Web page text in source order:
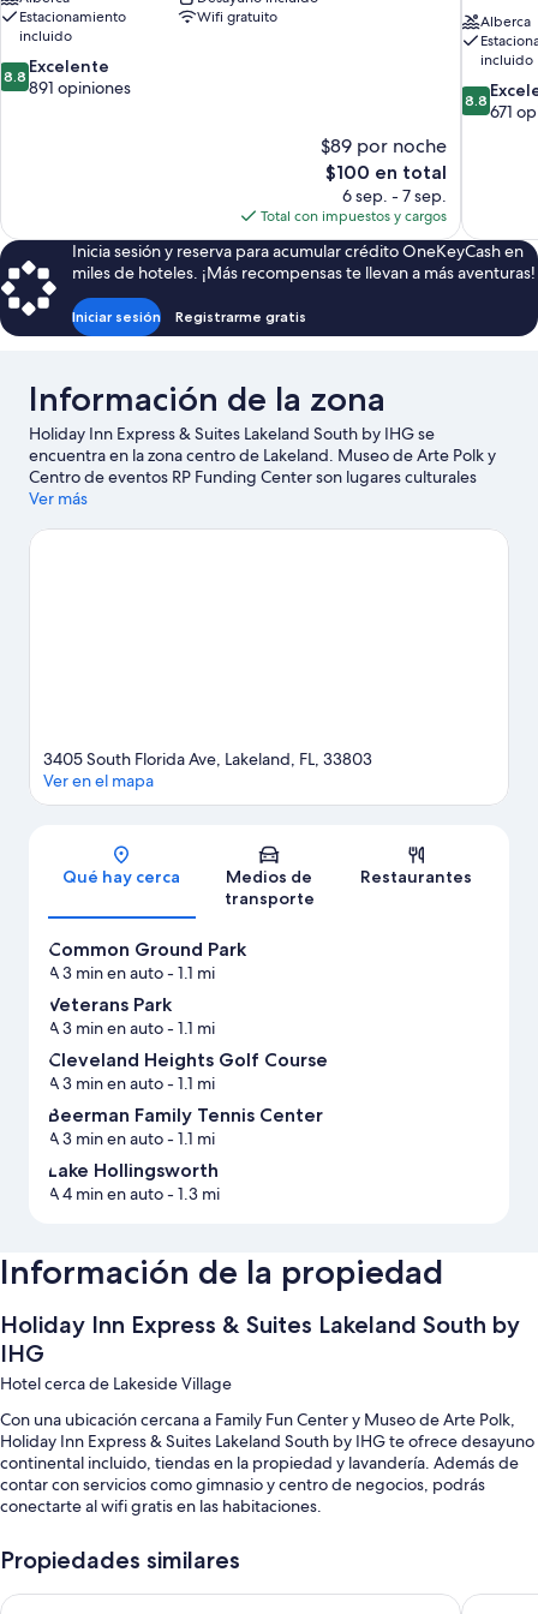
Estacionamiento
incluido
Wifi gratuito
8.8
de
8.8 Excelente
891 opiniones
$89 por noche
El
precio
actual
es
de
$100
$100 en total
6 sep. - 7 sep.
Total con impuestos y cargos
Alberca
incluido
8.8
de
8.8
671
Inicia sesión y reserva para acumular crédito OneKeyCash en
miles de hoteles. ¡Más recompensas te llevan a más aventuras!
Iniciar sesión Registrarme gratis
Información de la zona
Holiday Inn Express & Suites Lakeland South by IHG se
encuentra en la zona centro de Lakeland. Museo de Arte Polk y
Centro de eventos RP Funding Center son lugares culturales
destacados, y los turistas que quieran ir de compras pueden
comercial). Asiste a un evento o partido en Estadio Publix Field
Ver más
Sección del mapa
3405 South Florida Ave, Lakeland, FL, 33803
Ver en el mapa
Qué hay cerca
Medios de
transporte
Restaurantes
Common Ground Park
A 3 min en auto- 1.1 mi
Veterans Park
A 3 min en auto- 1.1 mi
Cleveland Heights Golf Course
A 3 min en auto- 1.1 mi
Beerman Family Tennis Center
A 3 min en auto- 1.1 mi
Lake Hollingsworth
A 4 min en auto- 1.3 mi
Información de la propiedad
Holiday Inn Express & Suites Lakeland South by
IHG
Hotel cerca de Lakeside Village
Con una ubicación cercana a Family Fun Center y Museo de Arte Polk,
Holiday Inn Express & Suites Lakeland South by IHG te ofrece desayuno
continental incluido, tiendas en la propiedad y lavandería. Además de
contar con servicios como gimnasio y centro de negocios, podrás
conectarte al wifi gratis en las habitaciones.
Propiedades similares
Days Inn & Suites by Wyndham Lakeland Hyatt